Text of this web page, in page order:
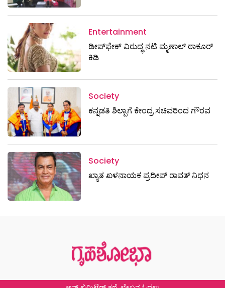
Entertainment
ಡೀಪ್‌ಫೇಕ್ ವಿರುದ್ಧ ನಟಿ ಮೃಣಾಲ್ ಠಾಕೂರ್
ಕಿಡಿ
Society
ಕನ್ನಡತಿ ಶಿಲ್ಪಾಗೆ ಕೇಂದ್ರ ಸಚಿವರಿಂದ ಗೌರವ
Society
ಖ್ಯಾತ ಖಳನಾಯಕ ಪ್ರದೀಪ್ ರಾವತ್‌ ನಿಧನ